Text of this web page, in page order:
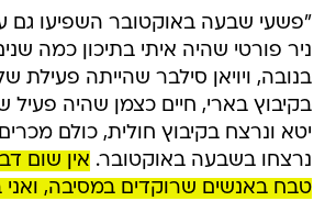
"פשעי שבעה באוקטובר השפיעו גם
ניר פורטי שהיה איתי בתיכון כמה
בנובה, ויויאן סילבר שהייתה פעילת
בקיבוץ בארי, חיים כצמן שהיה
יטא ונרצח בקיבוץ חולית, כולם
נרצחו בשבעה באוקטובר. אין שום
טבח באנשים שרוקדים במסיבה, ואני